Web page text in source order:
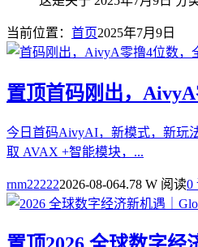
当前位置： 首页2025年7月9日
置顶首码刚出，
今日首码AivyAI，新模式，新玩
取 AVAX +智能模块，...
rnm222222026-08-064.78 W 阅读0